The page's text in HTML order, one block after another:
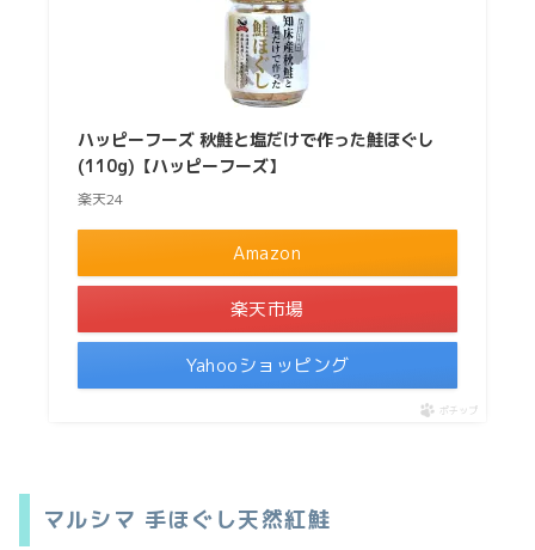
ハッピーフーズ 秋鮭と塩だけで作った鮭ほぐし
(110g)【ハッピーフーズ】
楽天24
Amazon
楽天市場
Yahooショッピング
ポチップ
マルシマ 手ほぐし天然紅鮭